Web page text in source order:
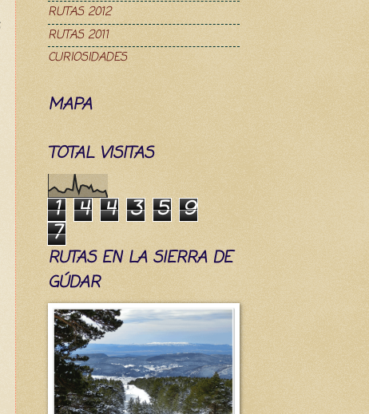
RUTAS 2012
RUTAS 2011
CURIOSIDADES
MAPA
TOTAL VISITAS
1 4 4 3 5 9
7
RUTAS EN LA SIERRA DE
GÚDAR